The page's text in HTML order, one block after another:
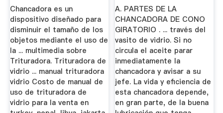
Chancadora es un
dispositivo diseñado para
disminuir el tamaño de los
objetos mediante el uso de
la ... multimedia sobre
Trituradora. Trituradora de
vidrio ... manual trituradora
vidrio Costo de manual de
uso de trituradora de
vidrio para la venta en
A. PARTES DE LA
CHANCADORA DE CONO
GIRATORIO . ... través del
vasito de vidrio. Si no
circula el aceite parar
inmediatamente la
chancadora y avisar a su
jefe. La vida y eficiencia de
esta chancadora depende,
en gran parte, de la buena